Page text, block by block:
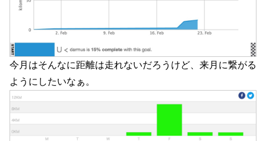
今月はそんなに距離は走れないだろうけど、来月に繋がる
ようにしたいなぁ。